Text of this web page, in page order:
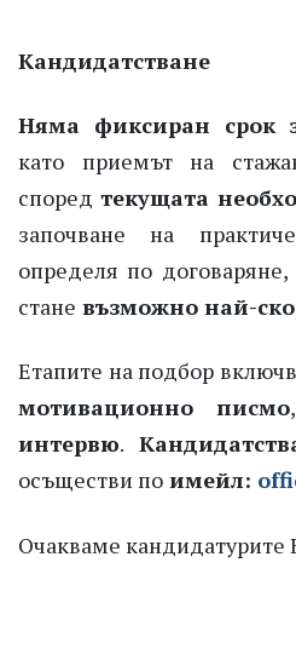
Кандидатстване
Няма фиксиран срок
като приемът на
според текущата
започване на
определя по
стане възможно най-
Етапите на подбор
мотивационно писмо
интервю.
осъществи по имейл:
Очакваме кандидатурите